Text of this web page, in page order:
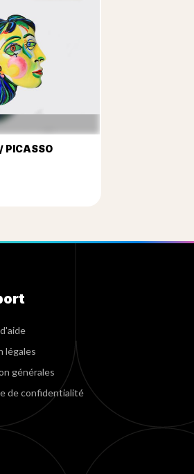
PICASSO
légales
générales
de confidentialité